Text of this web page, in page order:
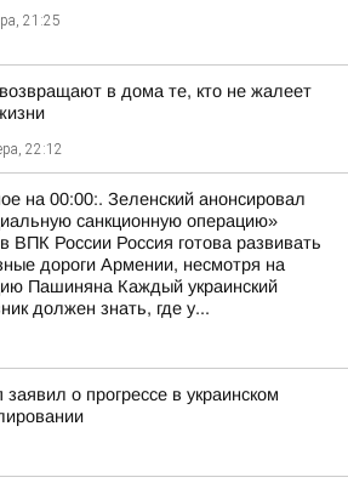
21:25
в дома те, кто не жалеет
22:12
на 00:00:. Зеленский анонсировал
санкционную операцию»
ВПК России Россия готова развивать
дороги Армении, несмотря на
Пашиняна Каждый украинский
должен знать, где у...
заявил о прогрессе в украинском